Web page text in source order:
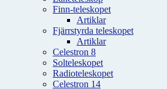
Finn-teleskopet
Artiklar
Fjärrstyrda teleskopet
Artiklar
Celestron 8
Solteleskopet
Radioteleskopet
Celestron 14